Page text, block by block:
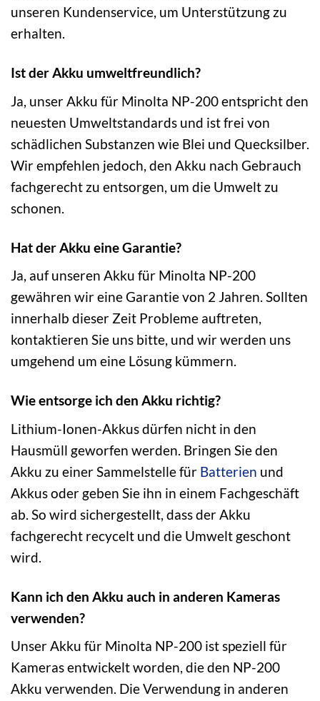
unseren Kundenservice, um Unterstützung zu
erhalten.
Ist der Akku umweltfreundlich?
Ja, unser Akku für Minolta NP-200 entspricht den
neuesten Umweltstandards und ist frei von
schädlichen Substanzen wie Blei und Quecksilber.
Wir empfehlen jedoch, den Akku nach Gebrauch
fachgerecht zu entsorgen, um die Umwelt zu
schonen.
Hat der Akku eine Garantie?
Ja, auf unseren Akku für Minolta NP-200
gewähren wir eine Garantie von 2 Jahren. Sollten
innerhalb dieser Zeit Probleme auftreten,
kontaktieren Sie uns bitte, und wir werden uns
umgehend um eine Lösung kümmern.
Wie entsorge ich den Akku richtig?
Lithium-Ionen-Akkus dürfen nicht in den
Hausmüll geworfen werden. Bringen Sie den
Akku zu einer Sammelstelle für Batterien und
Akkus oder geben Sie ihn in einem Fachgeschäft
ab. So wird sichergestellt, dass der Akku
fachgerecht recycelt und die Umwelt geschont
wird.
Kann ich den Akku auch in anderen Kameras
verwenden?
Unser Akku für Minolta NP-200 ist speziell für
Kameras entwickelt worden, die den NP-200
Akku verwenden. Die Verwendung in anderen